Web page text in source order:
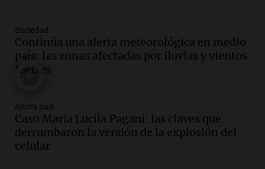
para modificar proyecto de propiedad
privada en el Senado Nacional
Panorama Federal
Episodios
contrato entre cooperativa argentina y
Huawei en Neuquén
Panorama Federal
Episodios
Sociedad
Continúa una alerta meteorológica en medio
país: las zonas afectadas por lluvias y vientos
fuertes
Ahora país
Caso María Lucila Pagani: las claves que
derrumbaron la versión de la explosión del
celular